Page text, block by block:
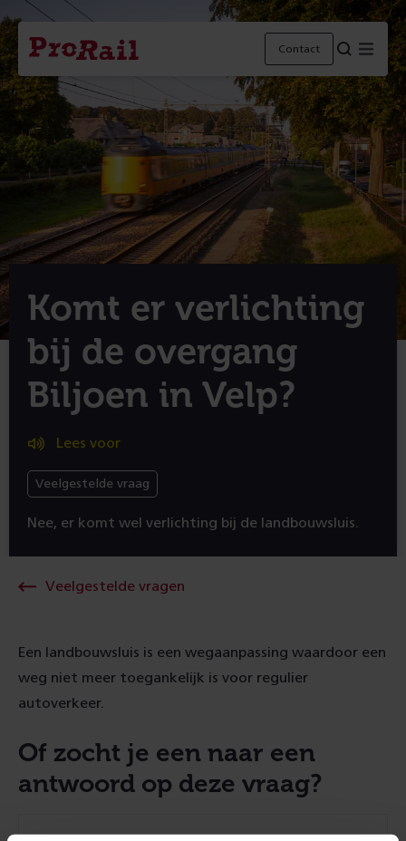
Navigatie
Homepage
ProRail
Contact Menu
Komt er verlichting
bij de overgang
Biljoen in Velp?
Lees voor
Veelgestelde vraag
Nee, er komt wel verlichting bij de landbouwsluis.
Veelgestelde vragen
Een landbouwsluis is een wegaanpassing waardoor een
weg niet meer toegankelijk is voor regulier
autoverkeer.
Of zocht je een naar een
antwoord op deze vraag?